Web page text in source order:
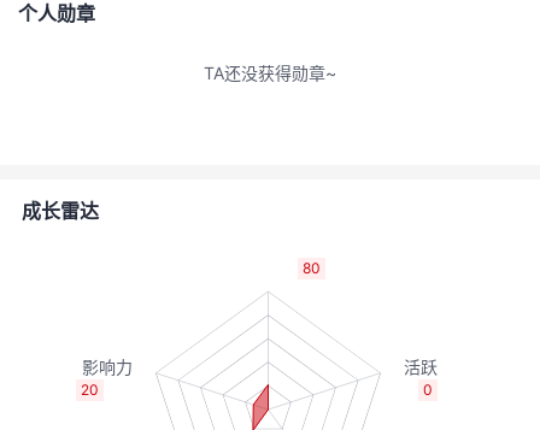
者
个人勋章
TA还没获得勋章~
成长雷达
80
0
20